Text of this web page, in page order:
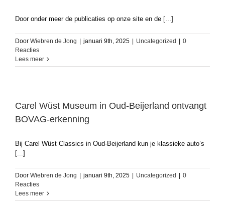
Door onder meer de publicaties op onze site en de [...]
Door Wiebren de Jong | januari 9th, 2025 | Uncategorized | 0
Reacties
Lees meer
Carel Wüst Museum in Oud-Beijerland ontvangt
BOVAG-erkenning
Bij Carel Wüst Classics in Oud-Beijerland kun je klassieke auto’s
[...]
Door Wiebren de Jong | januari 9th, 2025 | Uncategorized | 0
Reacties
Lees meer